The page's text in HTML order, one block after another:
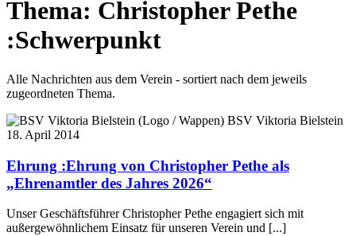
Thema: Christopher Pethe
:Schwerpunkt
Alle Nachrichten aus dem Verein - sortiert nach dem jeweils
zugeordneten Thema.
BSV Viktoria Bielstein
18. April 2014
Ehrung :Ehrung von Christopher Pethe als
„Ehrenamtler des Jahres 2026“
Unser Geschäftsführer Christopher Pethe engagiert sich mit
außergewöhnlichem Einsatz für unseren Verein und [...]